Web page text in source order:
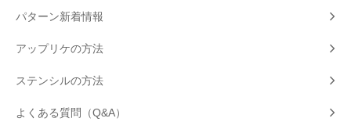
パターン新着情報
アップリケの方法
ステンシルの方法
よくある質問（Q&A）